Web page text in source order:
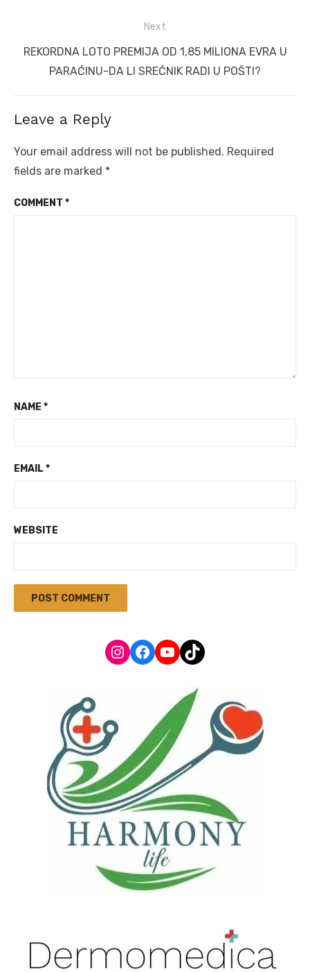
Next
Next
REKORDNA LOTO PREMIJA OD 1,85 MILIONA EVRA U
PARAĆINU-DA LI SREĆNIK RADI U POŠTI?
Leave a Reply
Your email address will not be published. Required
fields are marked *
COMMENT *
NAME *
EMAIL *
WEBSITE
Instagram
Facebook
YouTube
TikTok